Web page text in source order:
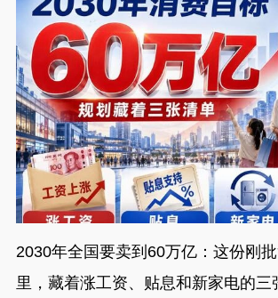
2030年全国要卖到60万亿：这份刚
里，藏着涨工资、贴息和新家电的三